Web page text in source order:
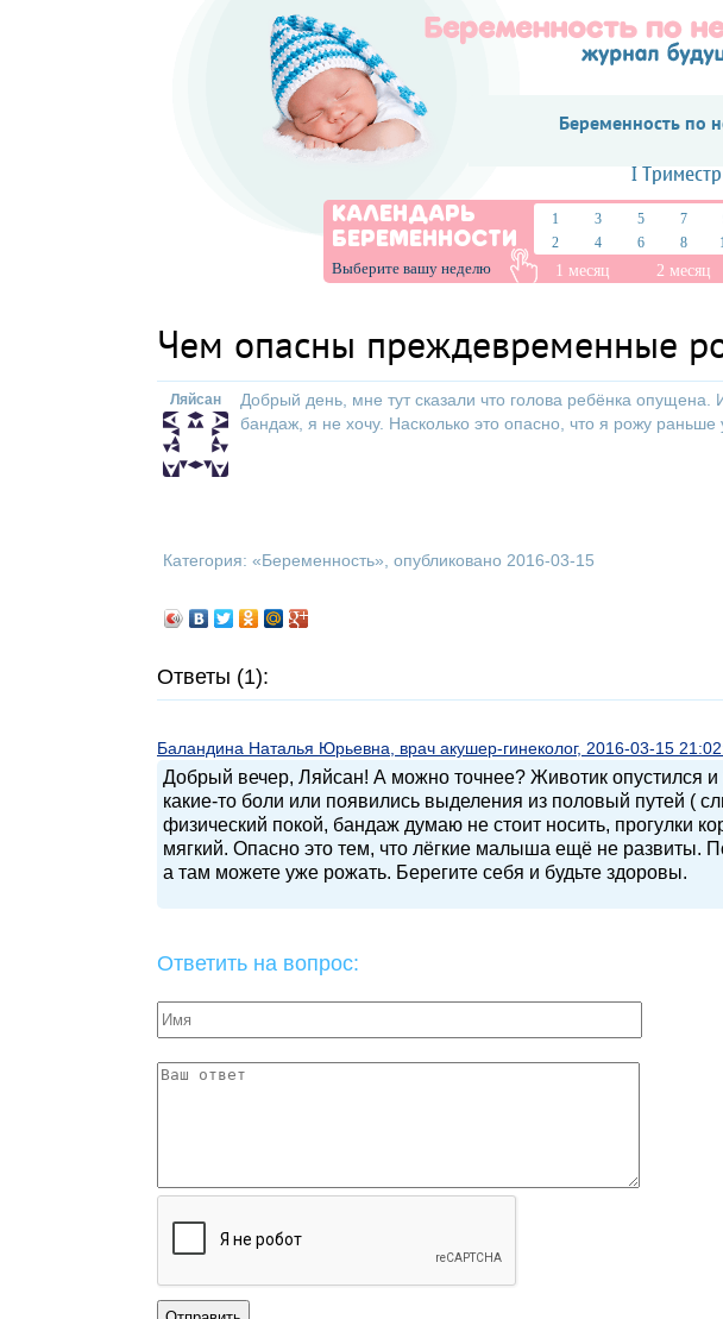
Беременность по
I Триместр
КАЛЕНДАРЬ
БЕРЕМЕННОСТИ
Выберите вашу неделю
1 3 5 7
2
4 6 8
1 месяц 2 месяц
Чем опасны преждевременные
Ляйсан
Добрый день, мне тут сказали что голова ребёнка
бандаж, я не хочу. Насколько это опасно, что я рожу
Категория: «Беременность», опубликовано 2016-03-15
Ответы (1):
Баландина Наталья Юрьевна, врач акушер-гинеколог, 2016-03-15
Добрый вечер, Ляйсан! А можно точнее? Животик опустился и
какие-то боли или появились выделения из половый путей (
физический покой, бандаж думаю не стоит носить, прогулки
мягкий. Опасно это тем, что лёгкие малыша ещё не развиты.
а там можете уже рожать. Берегите себя и будьте здоровы.
Ответить на вопрос: